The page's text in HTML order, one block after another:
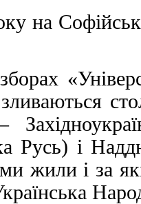
на
Русь) і
жили і за